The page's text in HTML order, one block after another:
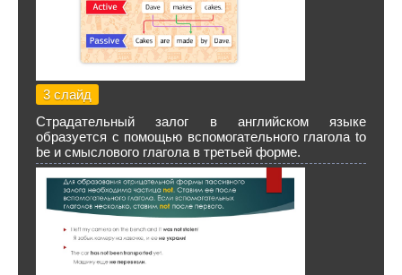
3 слайд
Страдательный залог в английском языке
образуется с помощью вспомогательного глагола to
be и смыслового глагола в третьей форме.